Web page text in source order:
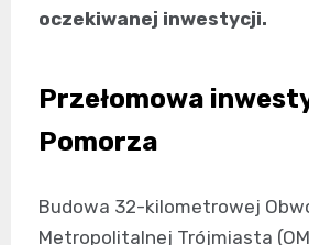
oczekiwanej inwestycji.
Przełomowa
Pomorza
Budowa 32-kilometrowej
Metropolitalnej Trójmiasta